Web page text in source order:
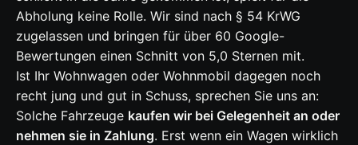
Abholung keine Rolle. Wir sind nach § 54 KrWG
zugelassen und bringen für über 60 Google-
Bewertungen einen Schnitt von 5,0 Sternen mit.
Ist Ihr Wohnwagen oder Wohnmobil dagegen noch
recht jung und gut in Schuss, sprechen Sie uns an:
Solche Fahrzeuge kaufen wir bei Gelegenheit an oder
nehmen sie in Zahlung. Erst wenn ein Wagen wirklich